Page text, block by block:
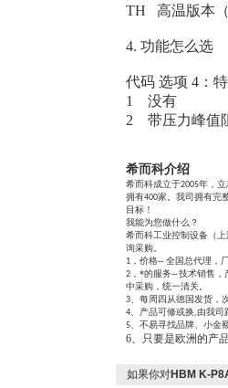
TH 高温版本（
4. 功能怎么选
代码 选项 4：
1
没有
2
带压力峰值
希而科介绍
希而科成立于2005年，立
拥有400家。我司拥有完
目标！
我能为您做什么？
希而科工业控制设备（
询采购。
1 ，价格-- 全国总代理，
2 ，*的服务--技术销售，
中采购，统一清关。
3 、每周四从德国发货，
4 、产品可修或换,由我司
5 、不易寻找品牌、小金
6、只要是欧洲的产
如果你对HBM K-